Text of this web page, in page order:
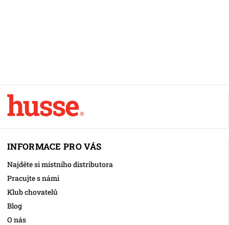
INFORMACE PRO VÁS
Najděte si místního distributora
Pracujte s námi
Klub chovatelů
Blog
O nás